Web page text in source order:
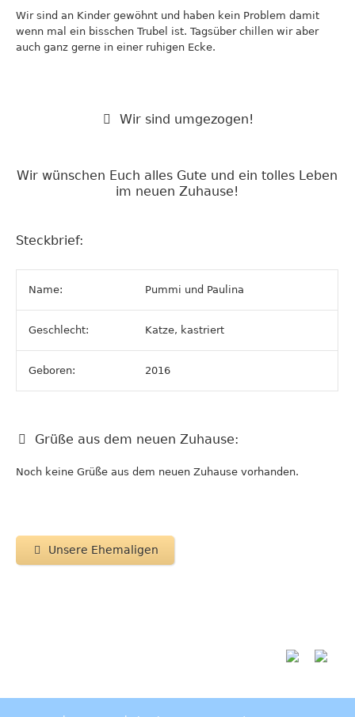
Wir sind an Kinder gewöhnt und haben kein Problem damit
wenn mal ein bisschen Trubel ist. Tagsüber chillen wir aber
auch ganz gerne in einer ruhigen Ecke.
Wir sind umgezogen!
Wir wünschen Euch alles Gute und ein tolles Leben
im neuen Zuhause!
Steckbrief:
Name: Pummi und Paulina
Geschlecht: Katze, kastriert
Geboren: 2016
Grüße aus dem neuen Zuhause:
Noch keine Grüße aus dem neuen Zuhause vorhanden.
Unsere Ehemaligen